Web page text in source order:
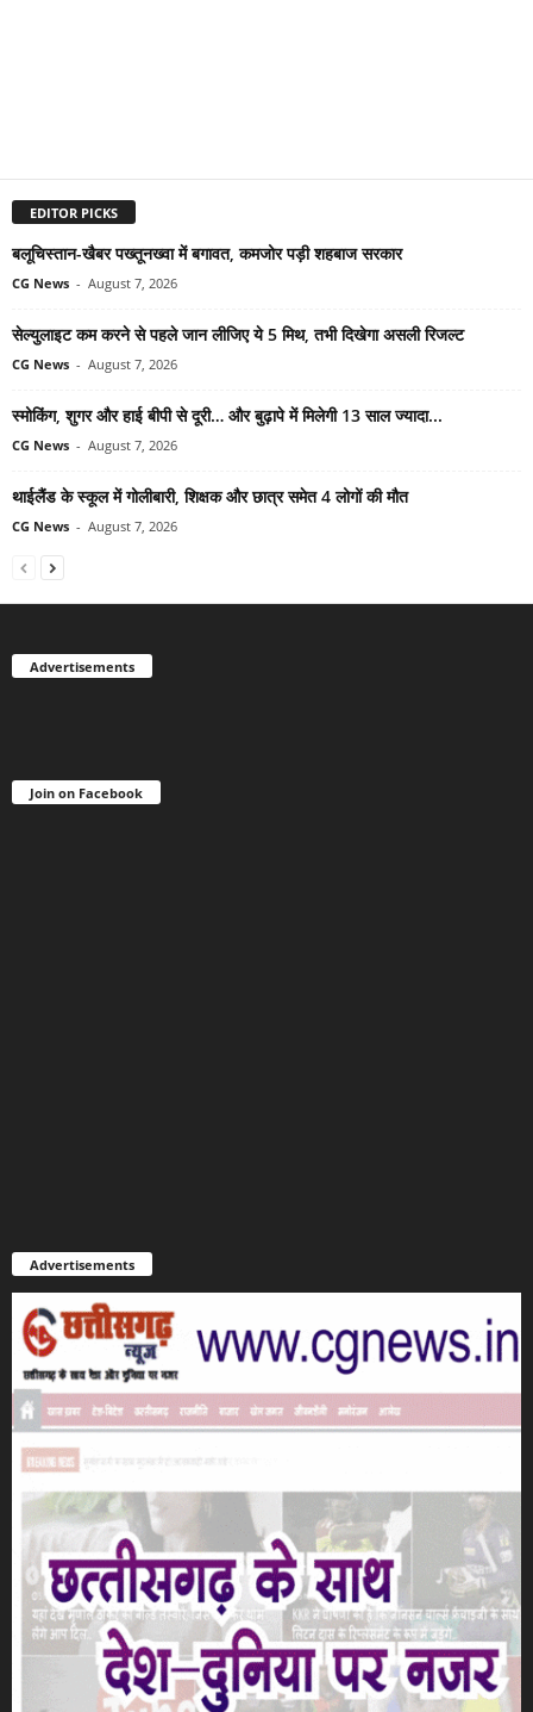
EDITOR PICKS
बलूचिस्तान-खैबर पख्तूनख्वा में बगावत, कमजोर पड़ी शहबाज सरकार
CG News - August 7, 2026
सेल्युलाइट कम करने से पहले जान लीजिए ये 5 मिथ, तभी दिखेगा असली रिजल्ट
CG News - August 7, 2026
स्मोकिंग, शुगर और हाई बीपी से दूरी… और बुढ़ापे में मिलेगी 13 साल ज्यादा...
CG News - August 7, 2026
थाईलैंड के स्कूल में गोलीबारी, शिक्षक और छात्र समेत 4 लोगों की मौत
CG News - August 7, 2026
Advertisements
Join on Facebook
Advertisements